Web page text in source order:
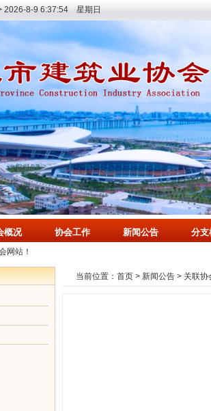
2026-8-9 6:37:55 星期日
网站！
概况 协会工作 新闻公告 分支
当前位置： 首页 > 新闻公告 > 关联协